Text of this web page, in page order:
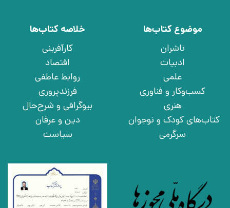
موضوع کتاب‌ها
ناشران
ادبیات
علمی
کسب‌وکار و فناوری
هنری
کتاب‌های کودک و نوجوان
سرگرمی
خلاصه کتاب‌ها
کارآفرینی
اقتصاد
روابط عاطفی
فرزندپروری
بیوگرافی و شرح‌حال
دین و عرفان
سیاست